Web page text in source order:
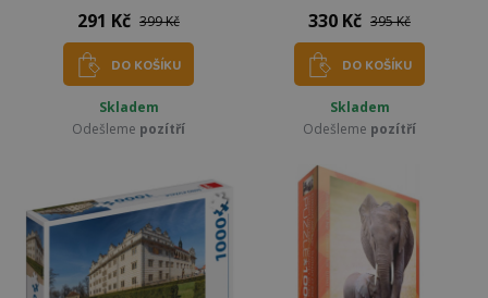
291 Kč 399 Kč
DO KOŠÍKU
Skladem
Odešleme pozítří
330 Kč 395 Kč
DO KOŠÍKU
Skladem
Odešleme pozítří